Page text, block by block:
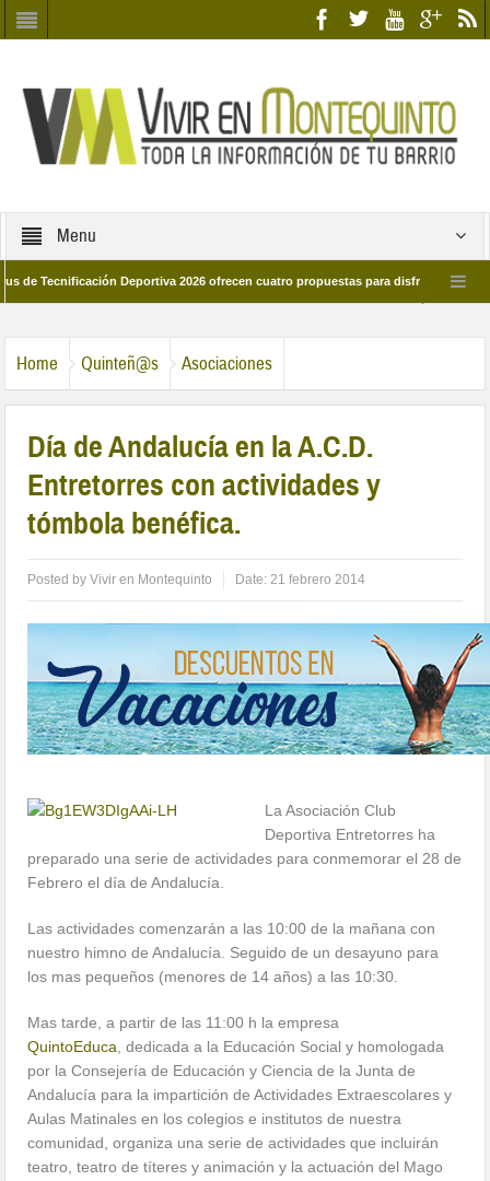
Menu
Deportiva 2026 ofrecen cuatro propuestas para disfrutar del deporte
Home Quinteñ@s Asociaciones
Día de Andalucía en la A.C.D.
Entretorres con actividades y
tómbola benéfica.
Posted byVivir en Montequinto Date:21 febrero 2014
La Asociación Club
Deportiva Entretorres ha
preparado una serie de actividades para conmemorar el 28 de
Febrero el día de Andalucía.
Las actividades comenzarán a las 10:00 de la mañana con
nuestro himno de Andalucía. Seguido de un desayuno para
los mas pequeños (menores de 14 años) a las 10:30.
Mas tarde, a partir de las 11:00 h la empresa
QuintoEduca , dedicada a la Educación Social y homologada
por la Consejería de Educación y Ciencia de la Junta de
Andalucía para la impartición de Actividades Extraescolares y
Aulas Matinales en los colegios e institutos de nuestra
comunidad, organiza una serie de actividades que incluirán
teatro, teatro de títeres y animación y la actuación del Mago